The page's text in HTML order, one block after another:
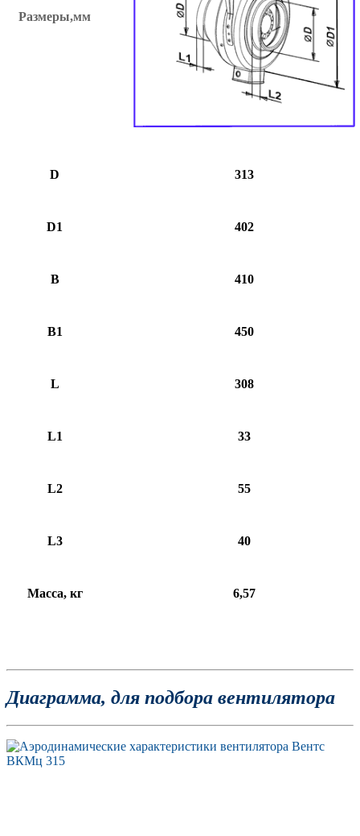
Размеры,мм
D 313
D1 402
B 410
B1 450
L 308
L1 33
L2 55
L3 40
Масса, кг 6,57
Диаграмма, для подбора вентилятора